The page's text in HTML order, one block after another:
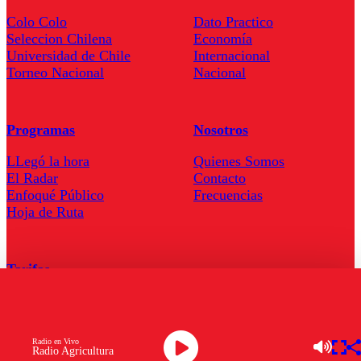
Radio Agricultura
Radio en Vivo
Colo Colo
Seleccion Chilena
Universidad de Chile
Torneo Nacional
Dato Practico
Economía
Internacional
Nacional
Programas
LLegó la hora
El Radar
Enfoqué Público
Hoja de Ruta
Nosotros
Quienes Somos
Contacto
Frecuencias
Tarifas